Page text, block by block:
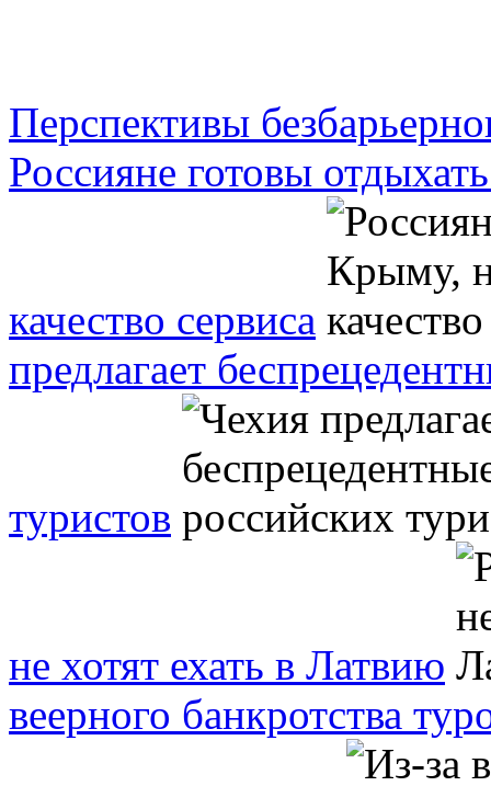
Перспективы
Россияне готовы
качество сервиса
предлагает
туристов
не хотят ехать в Латвию
веерного банкротства